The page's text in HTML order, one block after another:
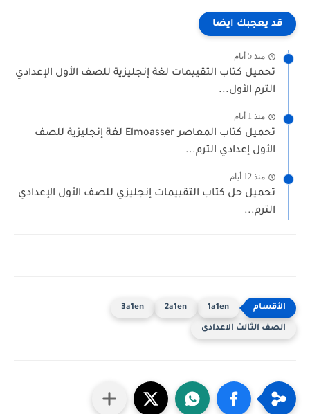
قد يعجبك ايضا
منذ 5 أيام
تحميل كتاب التقييمات لغة إنجليزية للصف الأول الإعدادي
الترم الأول...
منذ 1 أيام
تحميل كتاب المعاصر Elmoasser لغة إنجليزية للصف
الأول إعدادي الترم...
منذ 12 أيام
تحميل حل كتاب التقييمات إنجليزي للصف الأول الإعدادي
الترم...
1a1en
2a1en
3a1en
الصف الثالث الاعدادى